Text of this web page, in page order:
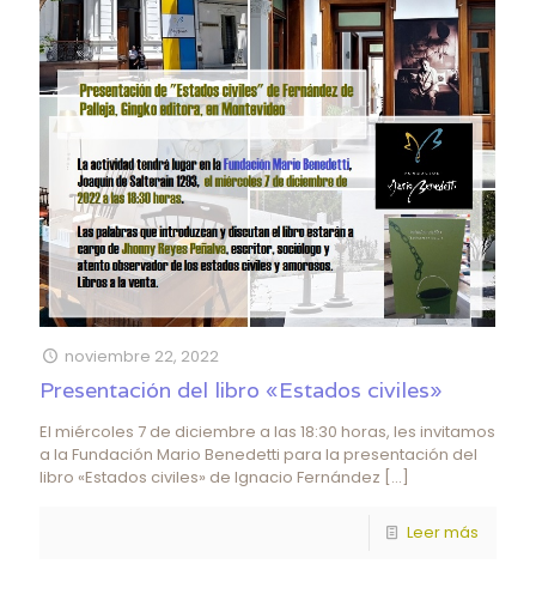
noviembre 22, 2022
Presentación del libro «Estados civiles»
El miércoles 7 de diciembre a las 18:30 horas, les invitamos
a la Fundación Mario Benedetti para la presentación del
libro «Estados civiles» de Ignacio Fernández […]
Leer más